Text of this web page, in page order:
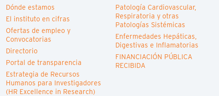
Dónde estamos
El instituto en cifras
Ofertas de empleo y
Convocatorias
Directorio
Portal de transparencia
Estrategia de Recursos
Humanos para Investigadores
(HR Excellence in Research)
Patología Cardiovascular,
Respiratoria y otras
Patologías Sistémicas
Enfermedades Hepáticas,
Digestivas e Inflamatorias
FINANCIACIÓN PÚBLICA
RECIBIDA